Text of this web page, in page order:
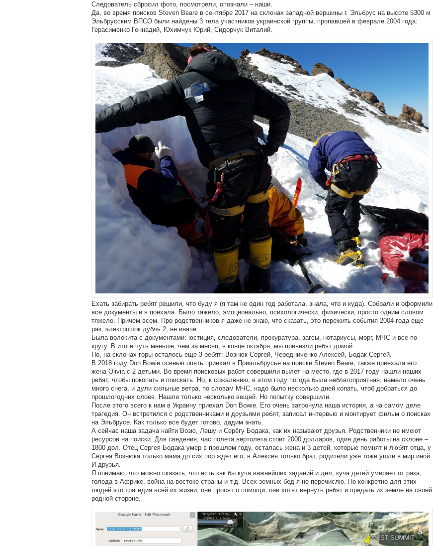
Следователь сбросил фото, посмотрели, опознали – наши.
Да, во время поисков Steven Beare в сентябре 2017 на склонах западной вершины г. Эльбрус на высоте 5300 м
Эльбрусским ВПСО были найдены 3 тела участников украинской группы, пропавшей в феврале 2004 года:
Герасименко Геннадий, Юхимчук Юрий, Сидорчук Виталий.
Ехать забирать ребят решили, что буду я (я там не один год работала, знала, что и куда). Собрали и оформили
все документы и я поехала. Было тяжело, эмоционально, психологически, физически, просто одним словом
тяжело. Причем всем. Про родственников я даже не знаю, что сказать, это пережить события 2004 года еще
раз, электрошок дубль 2, не иначе.
Была волокита с документами: юстиция, следователи, прокуратура, загсы, нотариусы, морг, МЧС и все по
кругу. В итоге чуть меньше, чем за месяц, в конце октября, мы привезли ребят домой.
Но, на склонах горы осталось еще 3 ребят: Вознюк Сергей, Чередниченко Алексей, Бодак Сергей.
В 2018 году Don Bowie осенью опять приехал в Приэльбрусье на поиски Steven Beare, также приехала его
жена Olivia с 2 детьми. Во время поисковых работ совершили вылет на место, где в 2017 году нашли наших
ребят, чтобы покопать и поискать. Но, к сожалению, в этом году погода была неблагоприятная, намело очень
много снега, и дули сильные ветра, по словам МЧС, надо было несколько дней копать, чтоб добраться до
прошлогодних слоев. Нашли только несколько вещей. Но попытку совершили.
После этого всего к нам в Украину приехал Don Bowie. Его очень затронула наша история, а на самом деле
трагедия. Он встретился с родственниками и друзьями ребят, записал интервью и монтирует фильм о поисках
на Эльбрусе. Как только все будет готово, дадим знать.
А сейчас наша задача найти Возю, Лешу и Серёгу Бодака, как их называют друзья. Родственники не имеют
ресурсов на поиски. Для сведения, час полета вертолета стоит 2000 долларов, один день работы на склоне –
1800 дол. Отец Сергея Бодака умер в прошлом году, осталась жена и 3 детей, которые помнят и любят отца, у
Сергея Вознюка только мама до сих пор ждет его, в Алексея только брат, родители уже тоже ушли в мир иной.
И друзья.
Я понимаю, что можно сказать, что есть как бы куча важнейших заданий и дел, куча детей умирает от рака,
голода в Африке, война на востоке страны и т.д. Всех земных бед я не перечислю. Но конкретно для этих
людей это трагедия всей их жизни, они просят о помощи, они хотят вернуть ребят и предать их земле на своей
родной стороне.